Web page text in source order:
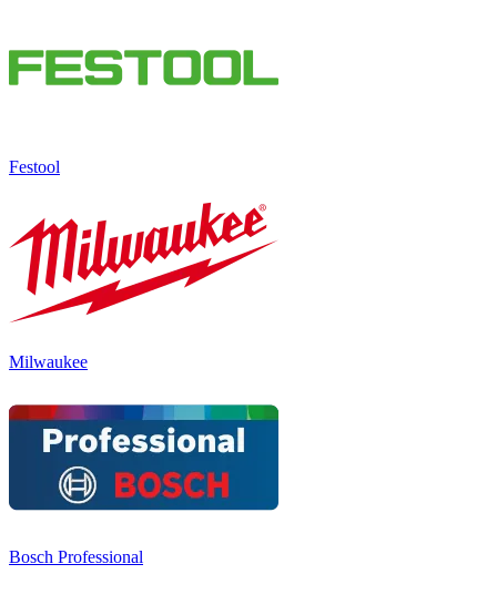
Festool
Milwaukee
Bosch Professional